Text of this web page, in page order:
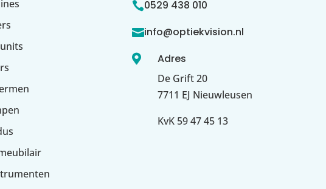
0529 438 010
info@optiekvision.nl
 Adres
De Grift 20
7711 EJ Nieuwleusen
KvK 59 47 45 13